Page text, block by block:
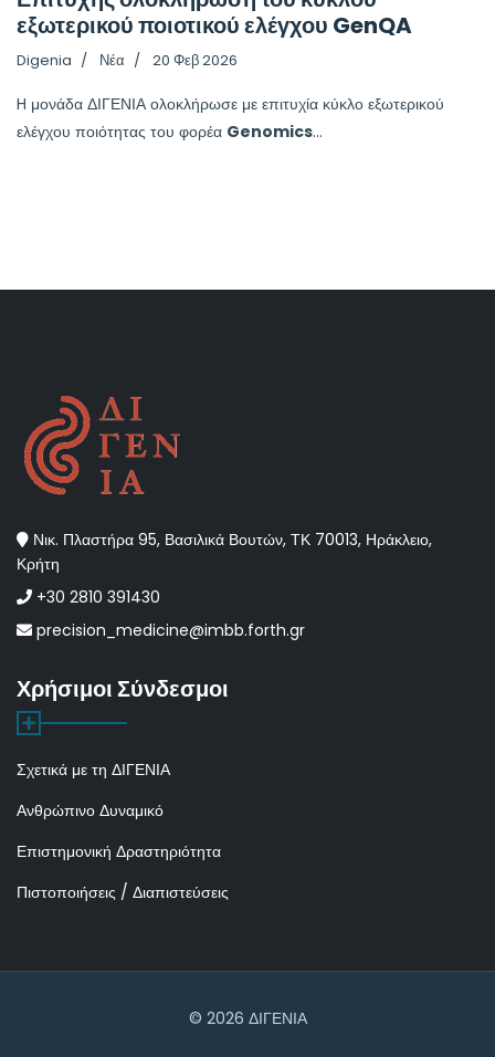
εξωτερικού ποιοτικού ελέγχου GenQA
Digenia Νέα 20 Φεβ 2026
H μονάδα ΔΙΓΕΝΙΑ ολοκλήρωσε με επιτυχία κύκλο εξωτερικού
ελέγχου ποιότητας του φορέα Genomics...
Νικ. Πλαστήρα 95, Βασιλικά Βουτών, ΤΚ 70013, Ηράκλειο,
Κρήτη
+30 2810 391430
precision_medicine@imbb.forth.gr
Χρήσιμοι Σύνδεσμοι
Σχετικά με τη ΔΙΓΕΝΙΑ
Ανθρώπινο Δυναμικό
Επιστημονική Δραστηριότητα
Πιστοποιήσεις / Διαπιστεύσεις
© 2026 ΔΙΓΕΝΙΑ